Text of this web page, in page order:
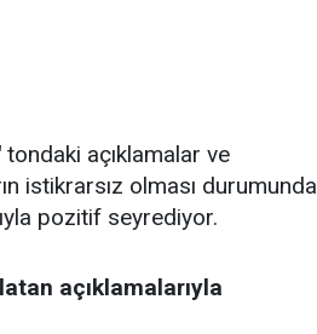
tondaki açıklamalar ve
istikrarsız olması durumunda
pozitif seyrediyor.
açıklamalarıyla